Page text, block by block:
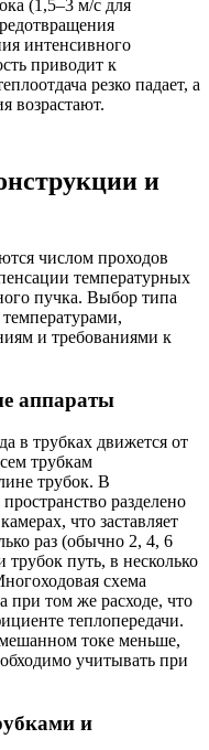
(1,5–3 м/с для
интенсивного
приводит к
резко падает, а
возрастают.
и
числом проходов
температурных
пучка. Выбор типа
и требованиями к
аппараты
в трубках движется от
трубкам
трубок. В
разделено
что заставляет
раз (обычно 2, 4, 6
путь, в несколько
схема
при том же расходе, что
теплопередачи.
токе меньше,
учитывать при
и